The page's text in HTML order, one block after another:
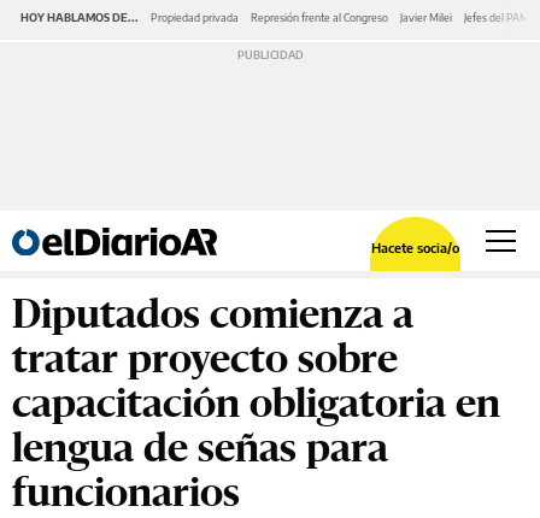
HOY HABLAMOS DE... Propiedad privada Represión frente al Congreso Javier Milei Jefes del PAMI
Hacete socia/o
Diputados comienza a
tratar proyecto sobre
capacitación obligatoria en
lengua de señas para
funcionarios